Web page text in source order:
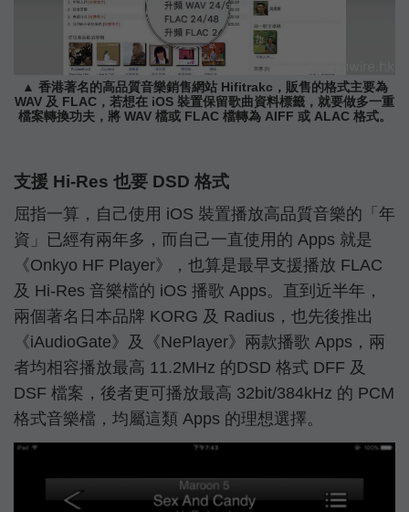
▲ 香港著名的高品質音樂銷售網站 Hifitrakc，販售的格式主要為
WAV 及 FLAC，若想在 iOS 裝置保留歌曲資料標籤，就要做多一重
檔案轉換功夫，將 WAV 檔或 FLAC 檔轉為 AIFF 或 ALAC 格式。
支援 Hi-Res 也要 DSD 格式
屈指一算，自己使用 iOS 裝置播放高品質音樂的「年
資」已經有兩年多，而自己一直使用的 Apps 就是
《Onkyo HF Player》，也算是最早支援播放 FLAC
及 Hi-Res 音樂檔的 iOS 播歌 Apps。直到近半年，
兩個著名日本品牌 KORG 及 Radius，也先後推出
《iAudioGate》及《NePlayer》兩款播歌 Apps，兩
者均相容播放最高 11.2MHz 的DSD 格式 DFF 及
DSF 檔案，後者更可播放最高 32bit/384kHz 的 PCM
格式音樂檔，均屬這類 Apps 的理想選擇。